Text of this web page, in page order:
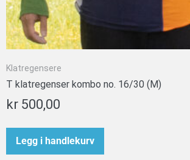
Klatregensere
T klatregenser kombo no. 16/30 (M)
kr 500,00
Legg i handlekurv